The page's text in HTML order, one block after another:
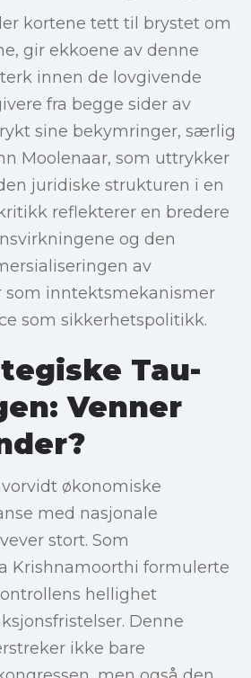
kortene tett til brystet om
gir ekkoene av denne
innen de lovgivende
fra begge sider av
sine bekymringer, særlig
Moolenaar, som uttrykker
juridiske strukturen i en
reflekterer en bredere
og den
av
som inntektsmekanismer
som sikkerhetspolitikk.
Tau-
Venner
økonomiske
med nasjonale
stort. Som
Krishnamoorthi formulerte
hellighet
Denne
ikke bare